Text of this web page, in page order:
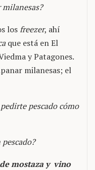
losfreezer, ahí
que está en El
y Patagones.
milanesas; el
pescado cómo
mostaza y vino